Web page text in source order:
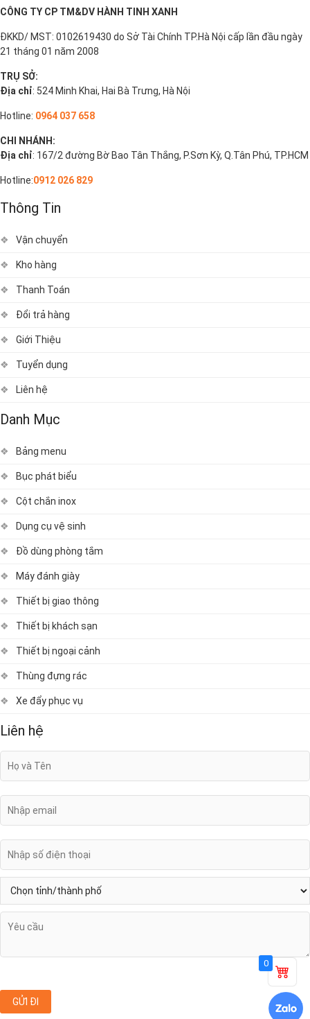
CÔNG TY CP TM&DV HÀNH TINH XANH
ĐKKD/ MST: 0102619430 do Sở Tài Chính TP.Hà Nội cấp lần đầu ngày
21 tháng 01 năm 2008
TRỤ SỞ:
Địa chỉ: 524 Minh Khai, Hai Bà Trưng, Hà Nội
Hotline: 0964 037 658
CHI NHÁNH:
Địa chỉ: 167/2 đường Bờ Bao Tân Thắng, P.Sơn Kỳ, Q.Tân Phú, TP.HCM
Hotline:0912 026 829
Thông Tin
Vận chuyển
Kho hàng
Thanh Toán
Đổi trả hàng
Giới Thiệu
Tuyển dụng
Liên hệ
Danh Mục
Bảng menu
Bục phát biểu
Cột chắn inox
Dụng cụ vệ sinh
Đồ dùng phòng tắm
Máy đánh giày
Thiết bị giao thông
Thiết bị khách sạn
Thiết bị ngoại cảnh
Thùng đựng rác
Xe đẩy phục vụ
Liên hệ
0